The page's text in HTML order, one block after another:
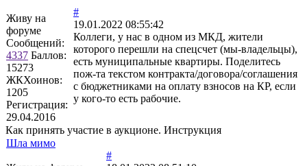
Живу на
форуме
Сообщений:
4337 Баллов:
15273
ЖКХоинов:
1205
Регистрация:
29.04.2016
#
19.01.2022 08:55:42
Коллеги, у нас в одном из МКД, жители
которого перешли на спецсчет (мы-владельцы),
есть муниципальные квартиры. Поделитесь
пож-та текстом контракта/договора/соглашения
с бюджетниками на оплату взносов на КР, если
у кого-то есть рабочие.
Как принять участие в аукционе. Инструкция
Шла мимо
#